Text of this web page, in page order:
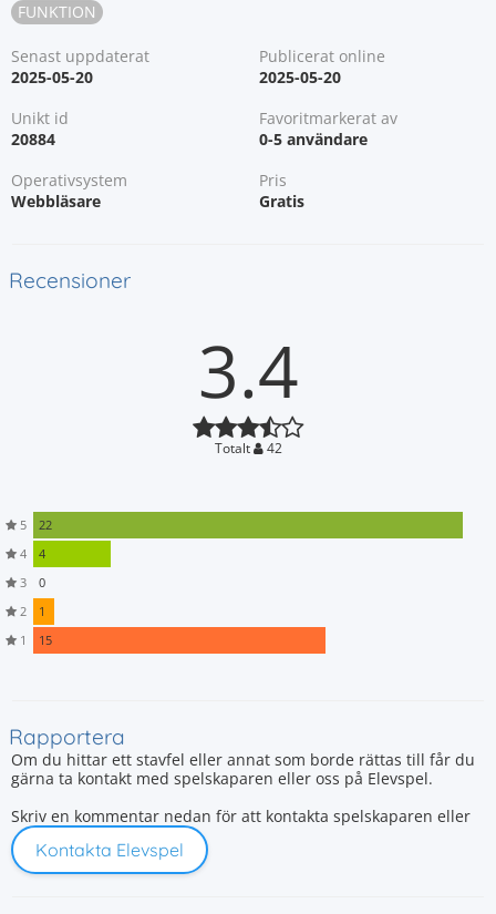
FUNKTION
Senast uppdaterat
2025-05-20
Publicerat online
2025-05-20
Unikt id
20884
Favoritmarkerat av
0-5 användare
Operativsystem
Webbläsare
Pris
Gratis
Recensioner
3.4
Totalt 42
5
22
4
4
3
0
2
1
1
15
Rapportera
Om du hittar ett stavfel eller annat som borde rättas till får du
gärna ta kontakt med spelskaparen eller oss på Elevspel.
Skriv en kommentar nedan för att kontakta spelskaparen eller
Kontakta Elevspel